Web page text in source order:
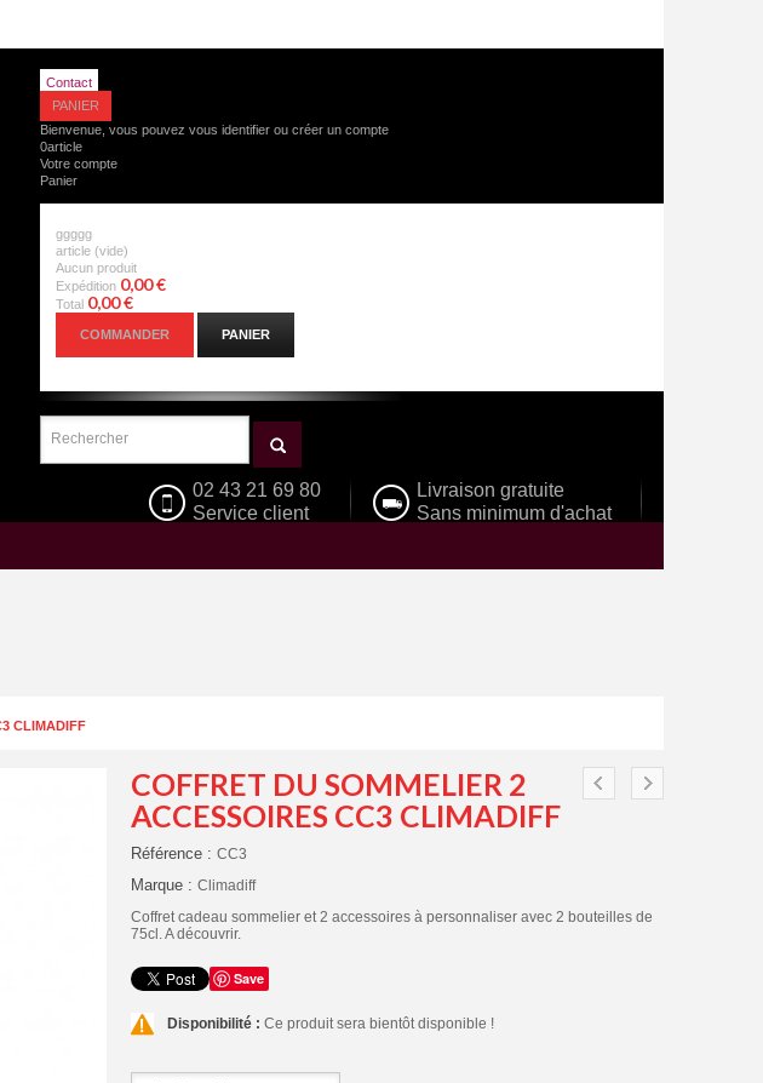
Contact
PANIER
Bienvenue, vous pouvez vous identifier ou créer un compte
0article
Votre compte
Panier
ggggg
article (vide)
Aucun produit
Expédition 0,00 €
Total 0,00 €
COMMANDER PANIER
02 43 21 69 80
Service client
Livraison gratuite
Sans minimum d'achat
CLIMADIFF
COFFRET DU SOMMELIER 2
ACCESSOIRES CC3 CLIMADIFF
Référence : CC3
Marque : Climadiff
Coffret cadeau sommelier et 2 accessoires à personnaliser avec 2 bouteilles de
75cl. A découvrir.
Save
Disponibilité : Ce produit sera bientôt disponible !